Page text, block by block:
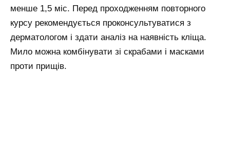
менше 1,5 міс. Перед проходженням повторного
курсу рекомендується проконсультуватися з
дерматологом і здати аналіз на наявність кліща.
Мило можна комбінувати зі скрабами і масками
проти прищів.